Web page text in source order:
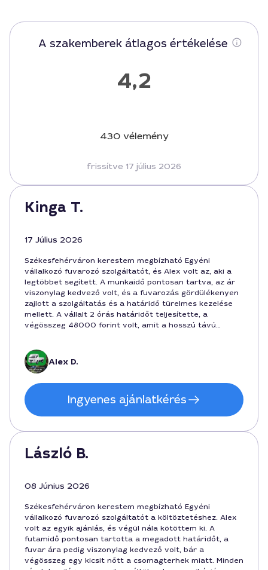
A szakemberek átlagos értékelése
4,2
430 vélemény
frissítve 17 július 2026
Kinga T.
17 Július 2026
Székesfehérváron kerestem megbízható Egyéni
vállalkozó fuvarozó szolgáltatót, és Alex volt az, aki a
legtöbbet segített. A munkaidő pontosan tartva, az ár
viszonylag kedvező volt, és a fuvarozás gördülékenyen
zajlott a szolgáltatás és a határidő türelmes kezelése
mellett. A vállalt 2 órás határidőt teljesítette, a
végösszeg 48000 forint volt, amit a hosszú távú
Székesfehérváron.
Alex D.
Ingyenes ajánlatkérés
László B.
08 Június 2026
Székesfehérváron kerestem megbízható Egyéni
vállalkozó fuvarozó szolgáltatót a költöztetéshez. Alex
volt az egyik ajánlás, és végül nála kötöttem ki. A
futamidő pontosan tartotta a megadott határidőt, a
fuvar ára pedig viszonylag kedvező volt, bár a
végösszeg egy kicsit nőtt a csomagterhek miatt. Minden